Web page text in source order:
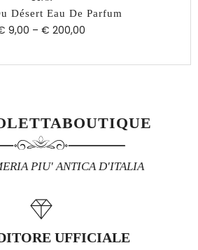
Désert Eau De Parfum
9,00 – € 200,00
PIU' ANTICA D'ITALIA
UFFICIALE